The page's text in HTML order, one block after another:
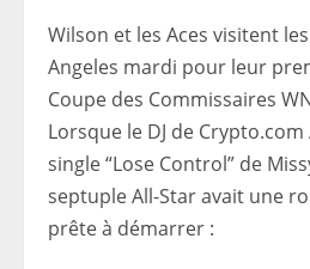
Wilson et les Aces visitent
Angeles mardi pour leur
Coupe des Commissaires
Lorsque le DJ de
single “Lose Control” de
septuple All-Star avait une
prête à démarrer :